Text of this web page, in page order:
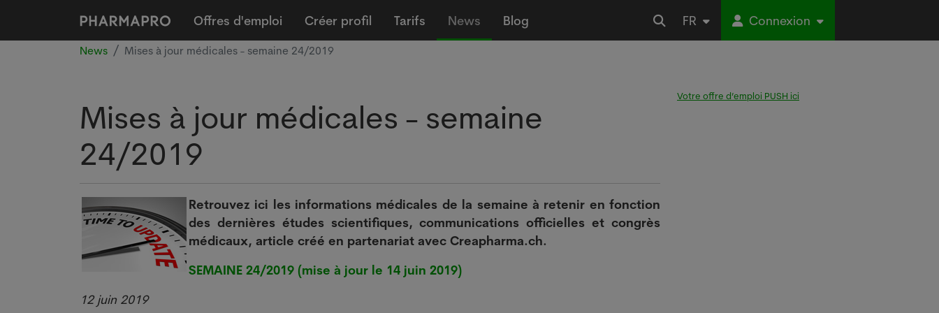
Offres d'emploi Créer profil Tarifs News Blog FR Connexion
News Mises à jour médicales - semaine 24/2019
Mises à jour médicales - semaine
24/2019
Retrouvez ici les informations médicales de la semaine à retenir en fonction
des dernières études scientifiques, communications officielles et congrès
médicaux, article créé en partenariat avec Creapharma.ch.
SEMAINE 24/2019 (mise à jour le 14 juin 2019)
12 juin 2019
Votre offre d’emploi PUSH ici